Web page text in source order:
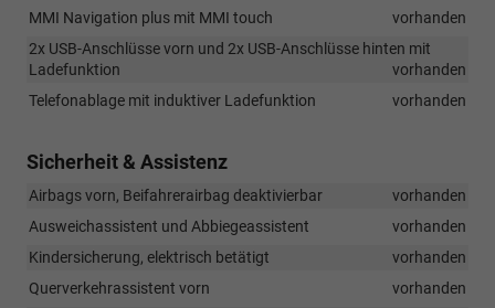
MMI Navigation plus mit MMI touch
vorhanden
2x USB-Anschlüsse vorn und 2x USB-Anschlüsse hinten mit
Ladefunktion
vorhanden
Telefonablage mit induktiver Ladefunktion
vorhanden
Sicherheit & Assistenz
Airbags vorn, Beifahrerairbag deaktivierbar
vorhanden
Ausweichassistent und Abbiegeassistent
vorhanden
Kindersicherung, elektrisch betätigt
vorhanden
Querverkehrassistent vorn
vorhanden